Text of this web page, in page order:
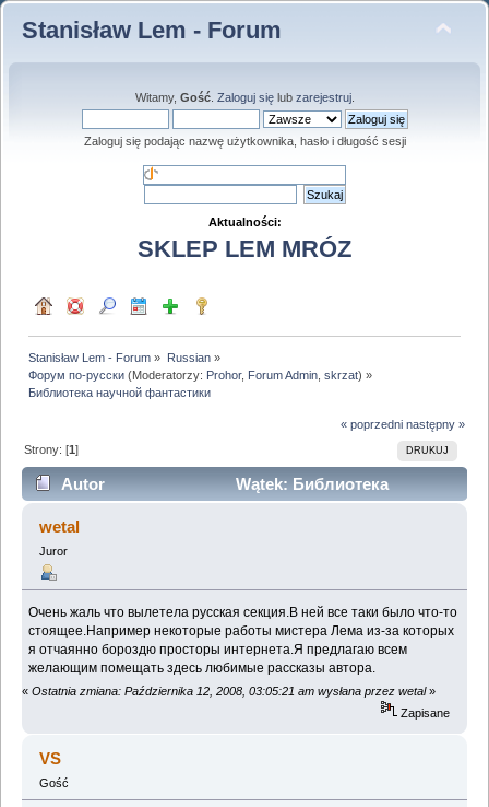
Stanisław Lem - Forum
Witamy, Gość. Zaloguj sięlub zarejestruj.
Zaloguj się podając nazwę użytkownika, hasło i długość sesji
Aktualności:
SKLEP LEM MRÓZ
Stanisław Lem - Forum » Russian»
Форум по-русски (Moderatorzy: Prohor, Forum Admin ,skrzat) »
Библиотека научной фантастики
« poprzedni następny »
DRUKUJ
Strony: [1]
Autor
Wątek: Библиотека
научной фантастики (Przeczytany 166450 razy)
wetal
Juror
Очень жаль что вылетела русская секция.В ней все таки было что-то
стоящее.Например некоторые работы мистера Лема из-за которых
я отчаянно бороздю просторы интернета.Я предлагаю всем
желающим помещать здесь любимые рассказы автора.
« Ostatnia zmiana: Października 12, 2008, 03:05:21 am wysłana przez wetal»
Zapisane
VS
Gość